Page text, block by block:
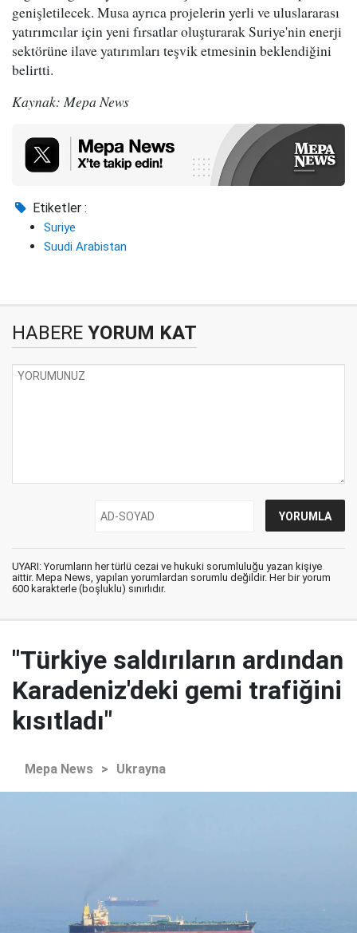
genişletilecek. Musa ayrıca projelerin yerli ve uluslararası
yatırımcılar için yeni fırsatlar oluşturarak Suriye'nin enerji
sektörüne ilave yatırımları teşvik etmesinin beklendiğini
belirtti.
Kaynak: Mepa News
Etiketler :
Suriye
Suudi Arabistan
HABERE YORUM KAT
UYARI: Yorumların her türlü cezai ve hukuki sorumluluğu yazan kişiye
aittir. Mepa News, yapılan yorumlardan sorumlu değildir. Her bir yorum
600 karakterle (boşluklu) sınırlıdır.
"Türkiye saldırıların ardından
Karadeniz'deki gemi trafiğini
kısıtladı"
Mepa News > Ukrayna